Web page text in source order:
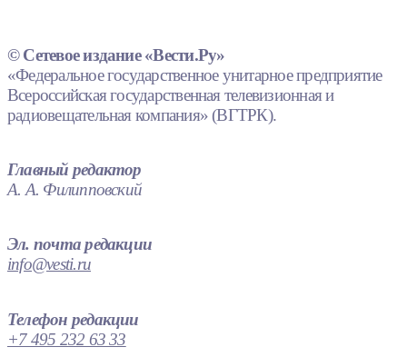
© Сетевое издание «Вести.Ру»
«Федеральное государственное унитарное предприятие
Всероссийская государственная телевизионная и
радиовещательная компания» (ВГТРК).
Главный редактор
А. А. Филипповский
Эл. почта редакции
info@vesti.ru
Телефон редакции
+7 495 232 63 33